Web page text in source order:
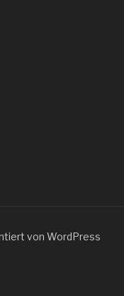
von WordPress